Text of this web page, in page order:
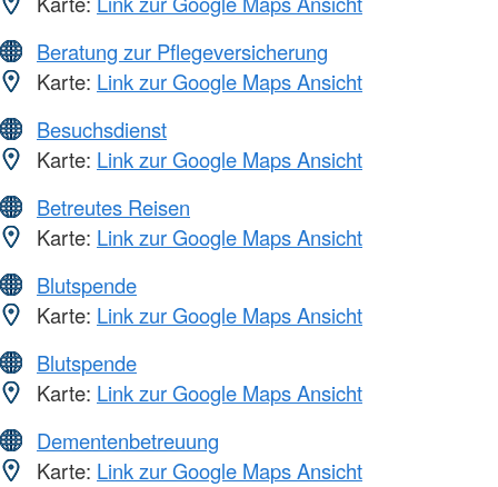
Beratung zur Pflegeversicherung
Karte: Link zur Google Maps Ansicht
Besuchsdienst
Karte: Link zur Google Maps Ansicht
Betreutes Reisen
Karte: Link zur Google Maps Ansicht
Blutspende
Karte: Link zur Google Maps Ansicht
Blutspende
Karte: Link zur Google Maps Ansicht
Dementenbetreuung
Karte: Link zur Google Maps Ansicht